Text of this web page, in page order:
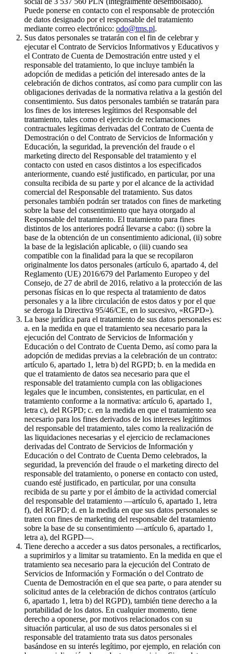
Puede ponerse en contacto con el responsable de protección
de datos designado por el responsable del tratamiento
mediante correo electrónico: odo@tms.pl.
Sus datos personales se tratarán con el fin de celebrar y
ejecutar el Contrato de Servicios Informativos y Educativos y
el Contrato de Cuenta de Demostración entre usted y el
responsable del tratamiento, lo que incluye también la
adopción de medidas a petición del interesado antes de la
celebración de dichos contratos, así como para cumplir con las
obligaciones derivadas de la normativa relativa a la gestión del
consentimiento. Sus datos personales también se tratarán para
los fines de los intereses legítimos del Responsable del
tratamiento, tales como el ejercicio de reclamaciones
contractuales legítimas derivadas del Contrato de Cuenta de
Demostración o del Contrato de Servicios de Información y
Educación, la seguridad, la prevención del fraude o el
marketing directo del Responsable del tratamiento y el
contacto con usted en casos distintos a los especificados
anteriormente, cuando esté justificado, en particular, por una
consulta recibida de su parte y por el alcance de la actividad
comercial del Responsable del tratamiento. Sus datos
personales también podrán ser tratados con fines de marketing
sobre la base del consentimiento que haya otorgado al
Responsable del tratamiento. El tratamiento para fines
distintos de los anteriores podrá llevarse a cabo: (i) sobre la
base de la obtención de un consentimiento adicional, (ii) sobre
la base de la legislación aplicable, o (iii) cuando sea
compatible con la finalidad para la que se recopilaron
originalmente los datos personales (artículo 6, apartado 4, del
Reglamento (UE) 2016/679 del Parlamento Europeo y del
Consejo, de 27 de abril de 2016, relativo a la protección de las
personas físicas en lo que respecta al tratamiento de datos
personales y a la libre circulación de estos datos y por el que
se deroga la Directiva 95/46/CE, en lo sucesivo, «RGPD»).
La base jurídica para el tratamiento de sus datos personales es:
a. en la medida en que el tratamiento sea necesario para la
ejecución del Contrato de Servicios de Información y
Educación o del Contrato de Cuenta Demo, así como para la
adopción de medidas previas a la celebración de un contrato:
artículo 6, apartado 1, letra b) del RGPD; b. en la medida en
que el tratamiento de datos sea necesario para que el
responsable del tratamiento cumpla con las obligaciones
legales que le incumben, consistentes, en particular, en el
tratamiento conforme a la normativa: artículo 6, apartado 1,
letra c), del RGPD; c. en la medida en que el tratamiento sea
necesario para los fines derivados de los intereses legítimos
del responsable del tratamiento, tales como la realización de
las liquidaciones necesarias y el ejercicio de reclamaciones
derivadas del Contrato de Servicios de Información y
Educación o del Contrato de Cuenta Demo celebrados, la
seguridad, la prevención del fraude o el marketing directo del
responsable del tratamiento, o ponerse en contacto con usted,
cuando esté justificado, en particular, por una consulta
recibida de su parte y por el ámbito de la actividad comercial
del responsable del tratamiento —artículo 6, apartado 1, letra
f), del RGPD; d. en la medida en que sus datos personales se
traten con fines de marketing del responsable del tratamiento
sobre la base de su consentimiento —artículo 6, apartado 1,
letra a), del RGPD—.
Tiene derecho a acceder a sus datos personales, a rectificarlos,
a suprimirlos y a limitar su tratamiento. En la medida en que el
tratamiento sea necesario para la ejecución del Contrato de
Servicios de Información y Formación o del Contrato de
Cuenta de Demostración en el que sea parte, o para atender su
solicitud antes de la celebración de dichos contratos (artículo
6, apartado 1, letra b) del RGPD), también tiene derecho a la
portabilidad de los datos. En cualquier momento, tiene
derecho a oponerse, por motivos relacionados con su
situación particular, al uso de sus datos personales si el
responsable del tratamiento trata sus datos personales
basándose en su interés legítimo, por ejemplo, en relación con